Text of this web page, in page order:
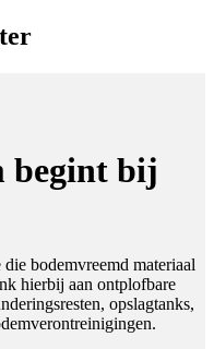
begint bij
bodemvreemd materiaal
hierbij aan ontplofbare
opslagtanks,